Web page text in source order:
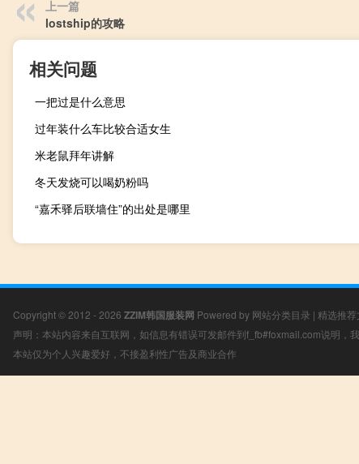
上一篇
lostship的攻略
相关问题
一把过是什么意思
过年装什么车比较合适女生
米老鼠拜年讲解
冬天发烧可以喝奶粉吗
“嘉禾驿后联墙住”的出处是哪里
Copyright © 2012 - 2026 ZZIM韩国服装网 Powered by 网站分类目录 | 精选推荐
声明：本站内容来自互联网，如信息有错误可发邮件到f_fb#foxmail.com说明，
本站仅为个人兴趣爱好，不接盈利性广告及商业合作